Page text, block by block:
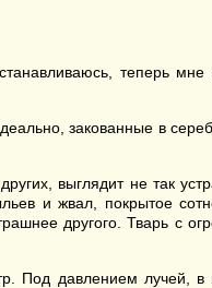
теперь мне
закованные в
выглядит не так
и жвал, покрытое
другого. Тварь с
Под давлением лучей,